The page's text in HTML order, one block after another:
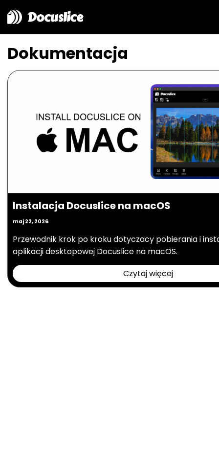
Docuslice
Dokumentacja
Instalacja Docuslice na macOS
maj 22, 2026
Przewodnik krok po kroku dotyczacy pobierania i
aplikacji desktopowej Docuslice na macOS.
Czytaj więcej